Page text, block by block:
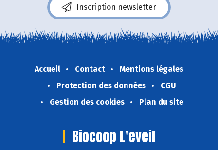
Inscription newsletter
Accueil Contact
Mentions légales
Protection des données
CGU
Gestion des cookies
Plan du site
Biocoop L'eveil